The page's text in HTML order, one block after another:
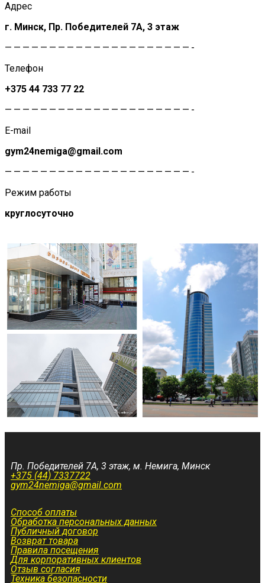
Адрес
г. Минск, Пр. Победителей 7А, 3 этаж
—————————————————————-
Телефон
+375 44 733 77 22
—————————————————————-
E-mail
gym24nemiga@gmail.com
—————————————————————-
Режим работы
круглосуточно
Пр. Победителей 7А, 3 этаж, м. Немига, Минск
+375 (44) 7337722
gym24nemiga@gmail.com
Способ оплаты
Обработка персональных данных
Публичный договор
Возврат товара
Правила посещения
Для корпоративных клиентов
Отзыв согласия
Техника безопасности